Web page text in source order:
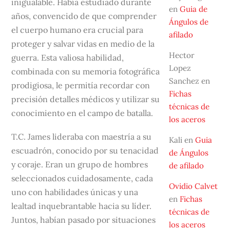
inigualable. Había estudiado durante
años, convencido de que comprender
el cuerpo humano era crucial para
proteger y salvar vidas en medio de la
guerra. Esta valiosa habilidad,
combinada con su memoria fotográfica
prodigiosa, le permitía recordar con
precisión detalles médicos y utilizar su
conocimiento en el campo de batalla.
T.C. James lideraba con maestría a su
escuadrón, conocido por su tenacidad
y coraje. Eran un grupo de hombres
seleccionados cuidadosamente, cada
uno con habilidades únicas y una
lealtad inquebrantable hacia su líder.
Juntos, habían pasado por situaciones
en Guia de
Ángulos de
afilado
Hector
Lopez
Sanchez en
Fichas
técnicas de
los aceros
Kalien Guia
de Ángulos
de afilado
Ovidio Calvet
en Fichas
técnicas de
los aceros